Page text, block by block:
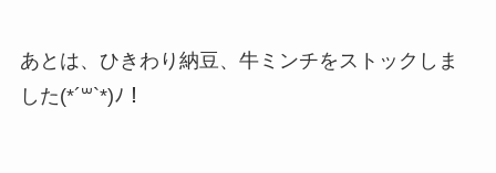
あとは、ひきわり納豆、牛ミンチをストックしま
した(*´꒳`*)ﾉ！